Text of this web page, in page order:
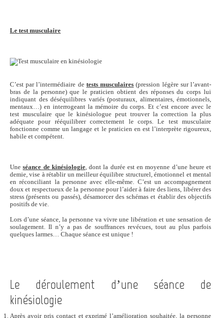
Le test musculaire
C’est par l’intermédiaire de tests musculaires (pression légère sur l’avant-
bras de la personne) que le praticien obtient des réponses du corps lui
indiquant des déséquilibres variés (posturaux, alimentaires, émotionnels,
mentaux…) en interrogeant la mémoire du corps. Et c’est encore avec le
test musculaire que le kinésiologue peut trouver la correction la plus
adéquate pour rééquilibrer correctement le corps. Le test musculaire
fonctionne comme un langage et le praticien en est l’interprète rigoureux,
habile et compétent.
Uneséance de kinésiologie, dont la durée est en moyenne d’une heure et
demie, vise à rétablir un meilleur équilibre structurel, émotionnel et mental
en réconciliant la personne avec elle-même. C’est un accompagnement
doux et respectueux de la personne pour l’aider à faire des liens, libérer des
stress (présents ou passés), désamorcer des schémas et établir des objectifs
positifs de vie.
Lors d’une séance, la personne va vivre une libération et une sensation de
soulagement. Il n’y a pas de souffrances revécues, tout au plus parfois
quelques larmes… Chaque séance est unique !
Le déroulement d’une séance de
kinésiologie
Après avoir pris contact et exprimé l’amélioration souhaitée, la personne